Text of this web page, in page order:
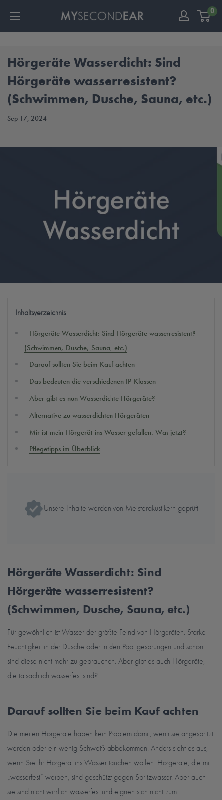
0
Hörgeräte Wasserdicht: Sind
Hörgeräte wasserresistent?
(Schwimmen, Dusche, Sauna, etc.)
Sep 17, 2024
Inhaltsverzeichnis
Hörgeräte Wasserdicht: Sind Hörgeräte wasserresistent?
(Schwimmen, Dusche, Sauna, etc.)
Darauf sollten Sie beim Kauf achten
Das bedeuten die verschiedenen IP-Klassen
Aber gibt es nun Wasserdichte Hörgeräte?
Alternative zu wasserdichten Hörgeräten
Mir ist mein Hörgerät ins Wasser gefallen. Was jetzt?
Pflegetipps im Überblick
Unsere Inhalte werden von Meisterakustikern geprüft
Hörgeräte Wasserdicht: Sind
Hörgeräte wasserresistent?
(Schwimmen, Dusche, Sauna, etc.)
Für gewöhnlich ist Wasser der größte Feind von Hörgeräten. Starke
Feuchtigkeit in der Dusche oder in den Pool gesprungen und schon
sind diese nicht mehr zu gebrauchen. Aber gibt es auch Hörgeräte,
die tatsächlich wasserfest sind?
Darauf sollten Sie beim Kauf achten
Die meiten Hörgeräte haben kein Problem damit, wenn sie angespritzt
werden oder ein wenig Schweiß abbekommen. Anders sieht es aus,
wenn Sie ihr Hörgerät ins Wasser tauchen wollen. Hörgeräte, die mit
„wasserfest“ werben, sind geschützt gegen Spritzwasser. Aber auch
sie sind nicht wirklich wasserfest und eignen sich nicht zum